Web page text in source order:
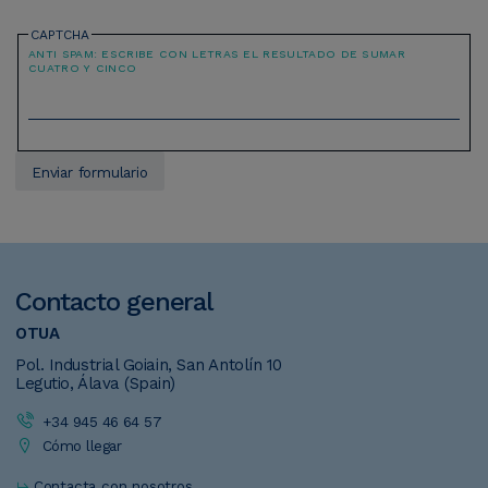
CAPTCHA
ANTI SPAM: ESCRIBE CON LETRAS EL RESULTADO DE SUMAR
CUATRO Y CINCO
Contacto general
OTUA
Pol. Industrial Goiain, San Antolín 10
Legutio, Álava (Spain)
+34 945 46 64 57
Cómo llegar